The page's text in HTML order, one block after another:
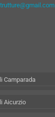
Camparada
Aicurzio